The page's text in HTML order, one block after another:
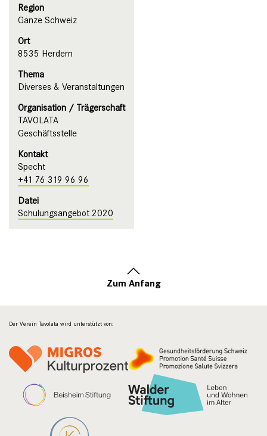
Region
Ganze Schweiz
Ort
8535 Herdern
Thema
Diverses & Veranstaltungen
Organisation / Trägerschaft
TAVOLATA
Geschäftsstelle
Kontakt
Specht
+41 76 319 96 96
Datei
Schulungsangebot 2020
Zum Anfang
Der Verein Tavolata wird unterstützt von: